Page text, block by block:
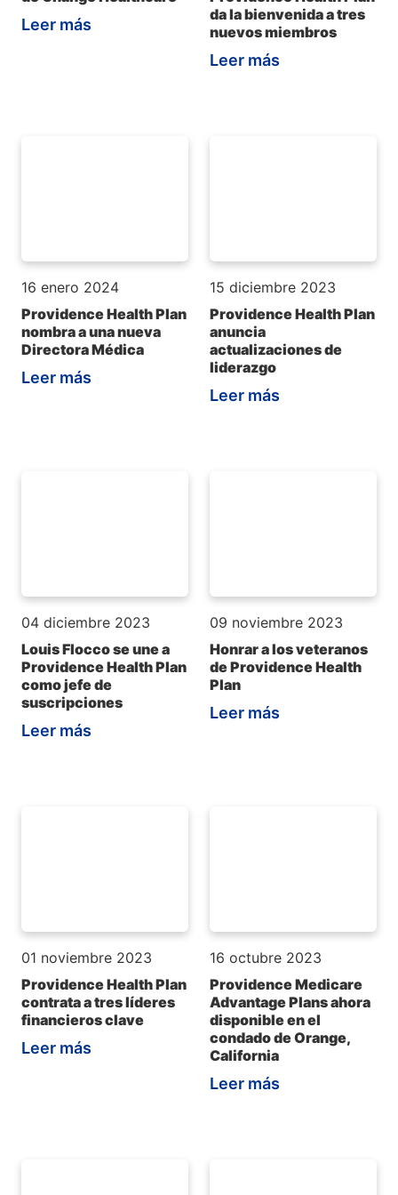
Leer más
da la bienvenida a tres
nuevos miembros
Leer más
16 enero 2024
Providence Health Plan
nombra a una nueva
Directora Médica
Leer más
15 diciembre 2023
Providence Health Plan
anuncia
actualizaciones de
liderazgo
Leer más
04 diciembre 2023
Louis Flocco se une a
Providence Health Plan
como jefe de
suscripciones
Leer más
09 noviembre 2023
Honrar a los veteranos
de Providence Health
Plan
Leer más
01 noviembre 2023
Providence Health Plan
contrata a tres líderes
financieros clave
Leer más
16 octubre 2023
Providence Medicare
Advantage Plans ahora
disponible en el
condado de Orange,
California
Leer más